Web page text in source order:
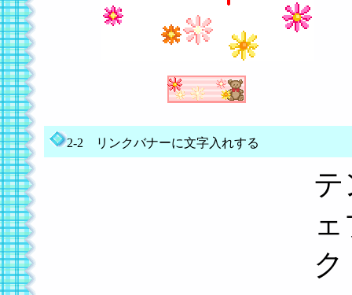
2-2 リンクバナーに文字入れする
ク